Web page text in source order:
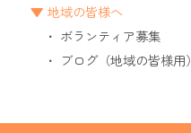
地域の皆様へ
ボランティア募集
ブログ（地域の皆様用）